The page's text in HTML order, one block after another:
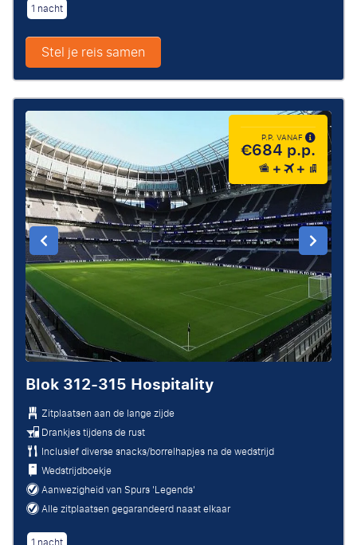
1 nacht
Stel je reis samen
P.P. VANAF
€684 p.p.
Blok 312-315 Hospitality
Zitplaatsen aan de lange zijde
Drankjes tijdens de rust
Inclusief diverse snacks/borrelhapjes na de wedstrijd
Wedstrijdboekje
Aanwezigheid van Spurs 'Legends'
Alle zitplaatsen gegarandeerd naast elkaar